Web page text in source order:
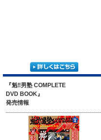
『魁‼男塾 COMPLETE
DVD BOOK』
発売情報